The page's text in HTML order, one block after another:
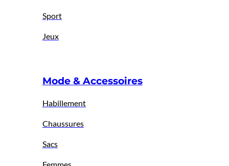
Sport
Jeux
Mode & Accessoires
Habillement
Chaussures
Sacs